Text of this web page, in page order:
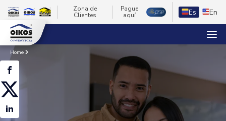
Zona de
Clientes
Pague
aquí
Es En
Home